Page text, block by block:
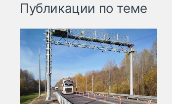
Публикации по теме